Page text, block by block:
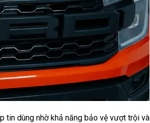
tin dùng nhờ khả năng bảo vệ vượt trội và